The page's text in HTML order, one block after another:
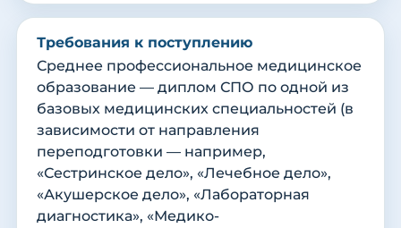
Требования к поступлению
Среднее профессиональное медицинское
образование — диплом СПО по одной из
базовых медицинских специальностей (в
зависимости от направления
переподготовки — например,
«Сестринское дело», «Лечебное дело»,
«Акушерское дело», «Лабораторная
диагностика», «Медико-